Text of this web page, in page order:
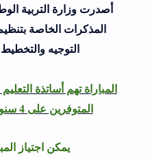
أصدرت وزارة التربية الوطنية
المذكرات الخاصة
التوجيه والتخطيط
المباراة تهم أساتذة
المتوفرين على 4 سنوات أقدمية في الإطار.
يمكن اجتياز